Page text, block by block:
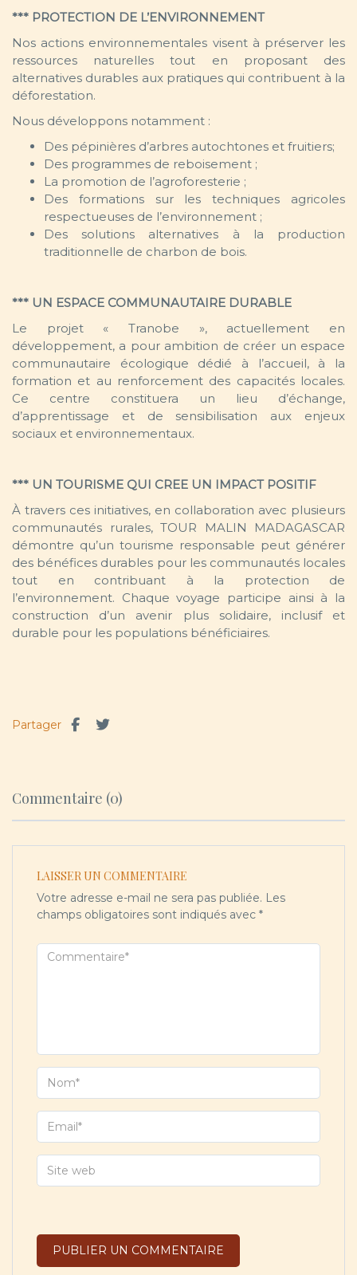
*** PROTECTION DE L’ENVIRONNEMENT
Nos actions environnementales visent à préserver les
ressources naturelles tout en proposant des
alternatives durables aux pratiques qui contribuent à la
déforestation.
Nous développons notamment :
Des pépinières d’arbres autochtones et fruitiers;
Des programmes de reboisement ;
La promotion de l’agroforesterie ;
Des formations sur les techniques agricoles
respectueuses de l’environnement ;
Des solutions alternatives à la production
traditionnelle de charbon de bois.
*** UN ESPACE COMMUNAUTAIRE DURABLE
Le projet « Tranobe », actuellement en
développement, a pour ambition de créer un espace
communautaire écologique dédié à l’accueil, à la
formation et au renforcement des capacités locales.
Ce centre constituera un lieu d’échange,
d’apprentissage et de sensibilisation aux enjeux
sociaux et environnementaux.
*** UN TOURISME QUI CREE UN IMPACT POSITIF
À travers ces initiatives, en collaboration avec plusieurs
communautés rurales, TOUR MALIN MADAGASCAR
démontre qu’un tourisme responsable peut générer
des bénéfices durables pour les communautés locales
tout en contribuant à la protection de
l’environnement. Chaque voyage participe ainsi à la
construction d’un avenir plus solidaire, inclusif et
durable pour les populations bénéficiaires.
Partager
Commentaire (0)
LAISSER UN COMMENTAIRE
Votre adresse e-mail ne sera pas publiée. Les
champs obligatoires sont indiqués avec *